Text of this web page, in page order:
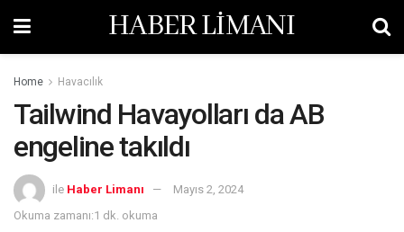
HABER LİMANI
Home Havacılık
Tailwind Havayolları da AB
engeline takıldı
ile Haber Limanı
Mayıs 2, 2024
Okuma zamanı:1 dk. okuma